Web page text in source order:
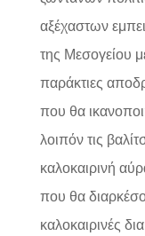
αξέχαστων
της Μεσογείου
παράκτιες
που θα
λοιπόν τις
καλοκαιρινή
που θα
καλοκαιρινές